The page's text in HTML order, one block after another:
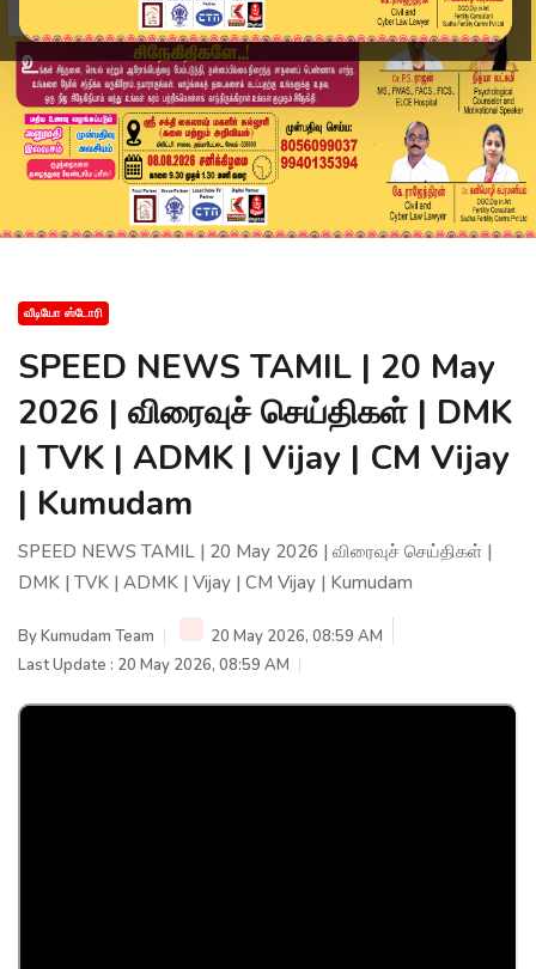
வீடியோ ஸ்டோரி
SPEED NEWS TAMIL | 20 May
2026 | விரைவுச் செய்திகள் | DMK
| TVK | ADMK | Vijay | CM Vijay
| Kumudam
SPEED NEWS TAMIL | 20 May 2026 | விரைவுச் செய்திகள் |
DMK | TVK | ADMK | Vijay | CM Vijay | Kumudam
ByKumudam Team
20 May 2026, 08:59 AM
Last Update : 20 May 2026, 08:59 AM